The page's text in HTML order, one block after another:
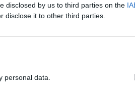
disclosed by us to third parties on the
disclose it to other third parties.
personal data.
una città,
di valore sociale in
di comunità,
for profit
sociale può diventare
piattaforma e leva